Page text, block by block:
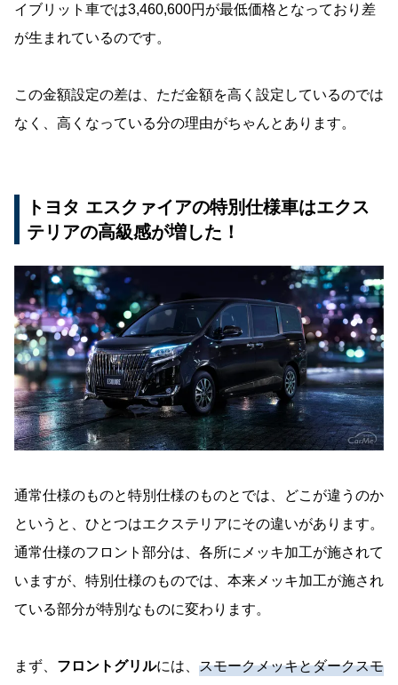
イブリット車では3,460,600円が最低価格となっており差
が生まれているのです。
この金額設定の差は、ただ金額を高く設定しているのでは
なく、高くなっている分の理由がちゃんとあります。
トヨタ エスクァイアの特別仕様車はエクス
テリアの高級感が増した！
通常仕様のものと特別仕様のものとでは、どこが違うのか
というと、ひとつはエクステリアにその違いがあります。
通常仕様のフロント部分は、各所にメッキ加工が施されて
いますが、特別仕様のものでは、本来メッキ加工が施され
ている部分が特別なものに変わります。
まず、 フロントグリルには、 スモークメッキとダークスモ